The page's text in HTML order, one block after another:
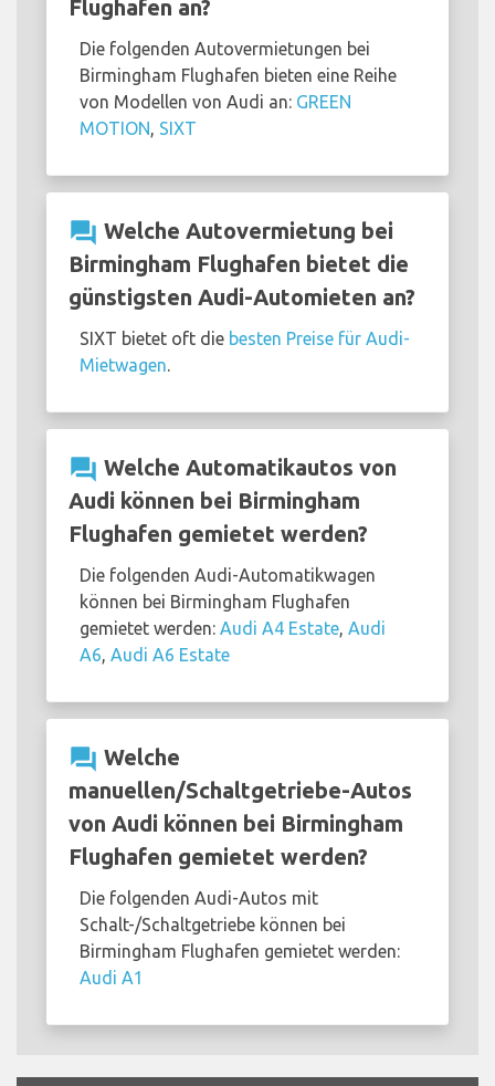
Flughafen an?
Die folgenden Autovermietungen bei
Birmingham Flughafen bieten eine Reihe
von Modellen von Audi an: GREEN
MOTION, SIXT
question_answer Welche Autovermietung bei
Birmingham Flughafen bietet die
günstigsten Audi-Automieten an?
SIXT bietet oft die besten Preise für Audi-
Mietwagen.
question_answer Welche Automatikautos von
Audi können bei Birmingham
Flughafen gemietet werden?
Die folgenden Audi-Automatikwagen
können bei Birmingham Flughafen
gemietet werden: Audi A4 Estate, Audi
A6, Audi A6 Estate
question_answer Welche
manuellen/Schaltgetriebe-Autos
von Audi können bei Birmingham
Flughafen gemietet werden?
Die folgenden Audi-Autos mit
Schalt-/Schaltgetriebe können bei
Birmingham Flughafen gemietet werden:
Audi A1